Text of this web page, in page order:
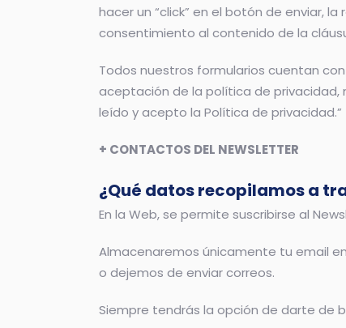
hacer un “click” en el botón de enviar,
consentimiento al contenido de la
Todos nuestros formularios cuentan
aceptación de la política de privacidad,
leído y acepto la Política de privacidad.”
+ CONTACTOS DEL NEWSLETTER
¿Qué datos recopilamos a
En la Web, se permite suscribirse al
Almacenaremos únicamente tu email
o dejemos de enviar correos.
Siempre tendrás la opción de darte de